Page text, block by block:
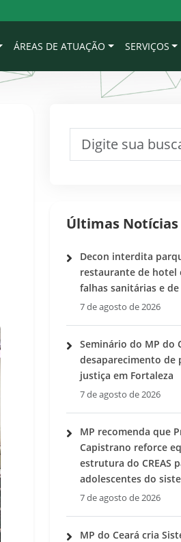
ÁREAS DE ATUAÇÃO SERVIÇOS
Últimas Notícias
Decon interdita
restaurante de hotel
falhas sanitárias e de
7 de agosto de 2026
Seminário do MP do
desaparecimento de
justiça em Fortaleza
7 de agosto de 2026
MP recomenda que
Capistrano reforce
estrutura do CREAS
adolescentes do
7 de agosto de 2026
MP do Ceará cria